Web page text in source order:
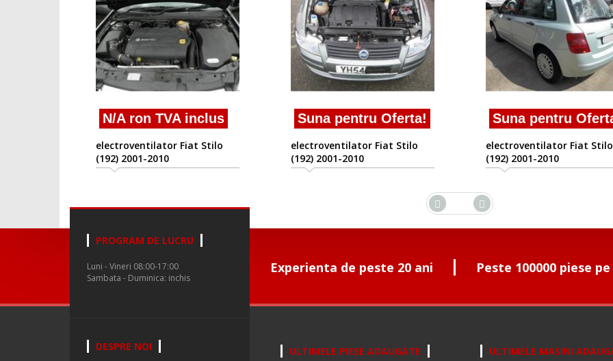
N/A ron TVA inclus
electroventilator Fiat Stilo
(192) 2001-2010
Suna pentru Oferta!
electroventilator Fiat Stilo
(192) 2001-2010
Suna pentru
electroventilator Fiat Stilo
(192) 2001-2010
Experienta de peste 20 ani Peste 100000 piese
PROGRAM DE LUCRU
Luni - Vineri 08:00-17:00
Sambata - Duminica: inchis
DESPRE NOI ULTIMELE PIESE ADAUGATE ULTIMELE MASINI